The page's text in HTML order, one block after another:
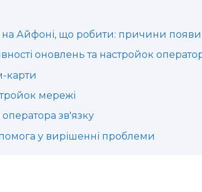
Айфоні, що робити: причини
оновлень та настройок
карти
мережі
зв'язку
у вирішенні проблеми